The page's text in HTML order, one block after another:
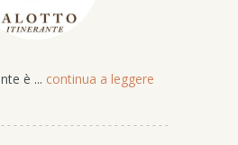
è ... continua a leggere